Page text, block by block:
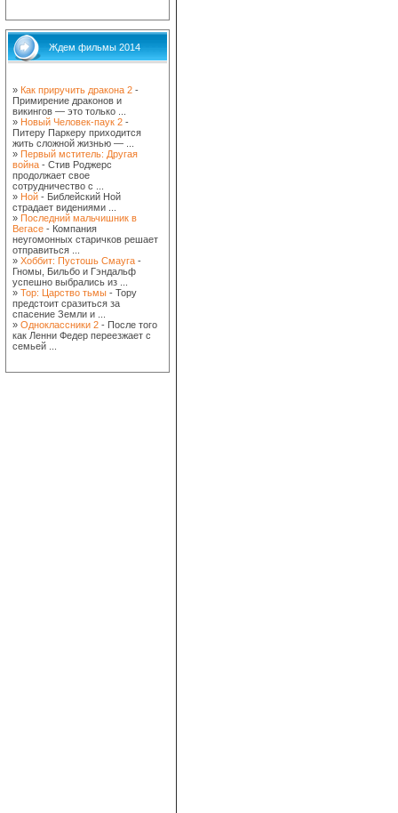
Ждем фильмы 2014
» Как приручить дракона 2 -
Примирение драконов и
викингов — это только ...
» Новый Человек-паук 2 -
Питеру Паркеру приходится
жить сложной жизнью — ...
» Первый мститель: Другая
война - Стив Роджерс
продолжает свое
сотрудничество с ...
» Ной - Библейский Ной
страдает видениями ...
» Последний мальчишник в
Вегасе - Компания
неугомонных старичков решает
отправиться ...
» Хоббит: Пустошь Смауга -
Гномы, Бильбо и Гэндальф
успешно выбрались из ...
» Тор: Царство тьмы - Тору
предстоит сразиться за
спасение Земли и ...
» Одноклассники 2 - После того
как Ленни Федер переезжает с
семьей ...